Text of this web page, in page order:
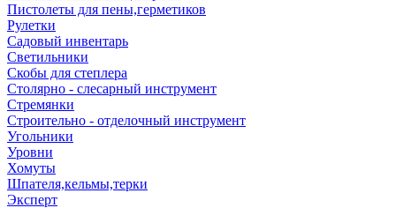
Пистолеты для пены,герметиков
Рулетки
Садовый инвентарь
Светильники
Скобы для степлера
Столярно - слесарный инструмент
Стремянки
Строительно - отделочный инструмент
Угольники
Уровни
Хомуты
Шпателя,кельмы,терки
Эксперт